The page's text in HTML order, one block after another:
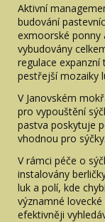
Aktivní
budování
exmoorské ponny
vybudovány
regulace
pestřejší mozaiky
V Janovském
pro vypouštění
pastva poskytuje
vhodnou pro sýčky.
V rámci péče o
instalovány
luk a polí, kde
významné
efektivněji